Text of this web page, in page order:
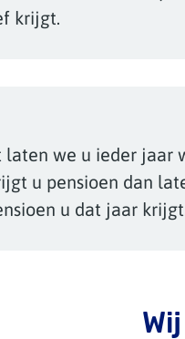
krijgt.
laten we u ieder jaar
u pensioen dan
u dat jaar